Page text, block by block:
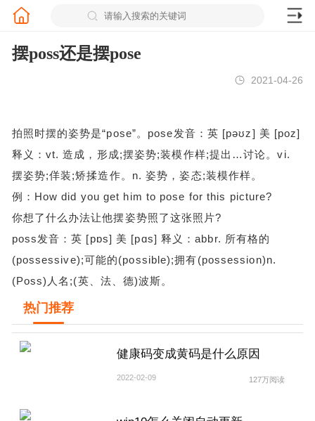
摆poss还是摆pose
2021-04-26
拍照时摆的姿势是“pose”。pose发音：英 [pəʊz] 美 [poz]
释义：vt. 造成，形成;摆姿势;装模作样;提出…讨论。vi.
摆姿势;佯装;矫揉造作。n. 姿势，姿态;装模作样。
例：How did you get him to pose for this picture?
你想了什么办法让他摆姿势照了这张照片?
poss发音：英 [pɒs] 美 [pɑs] 释义：abbr. 所有格的
(possessive);可能的(possible);拥有(possession)n.
(Poss)人名;(英、法、德)波斯。
热门推荐
健康码变成黄码是什么原因
2022-02-09 127万阅读